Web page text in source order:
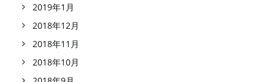
2019年1月
2018年12月
2018年11月
2018年10月